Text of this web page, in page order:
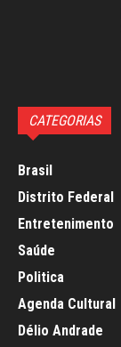
CATEGORIAS
Brasil
Distrito Federal
Entretenimento
Saúde
Politica
Agenda Cultural
Délio Andrade